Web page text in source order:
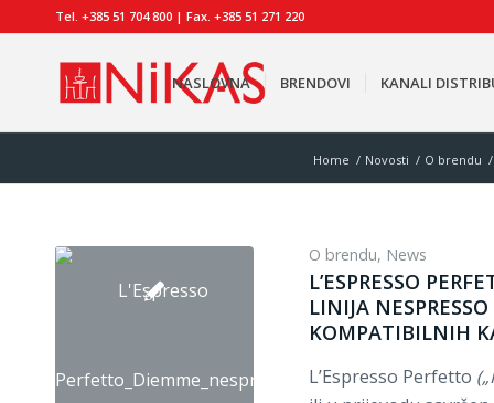
Tel. +385 51 704 800 | Fax. +385 51 271 220
NASLOVNA BRENDOVI KANALI
Home / Novosti / O brendu /
O brendu, News
L’ESPRESSO
LINIJA NESPRESSO
KOMPATIBILNIH
L’Espresso Perfetto